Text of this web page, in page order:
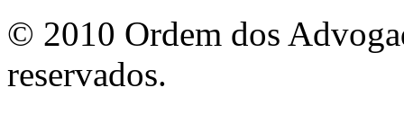
© 2010 Ordem dos
reservados.